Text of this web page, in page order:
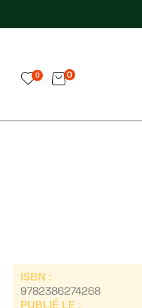
0 0
ISBN :
9782386274268
PUBLIÉ LE :